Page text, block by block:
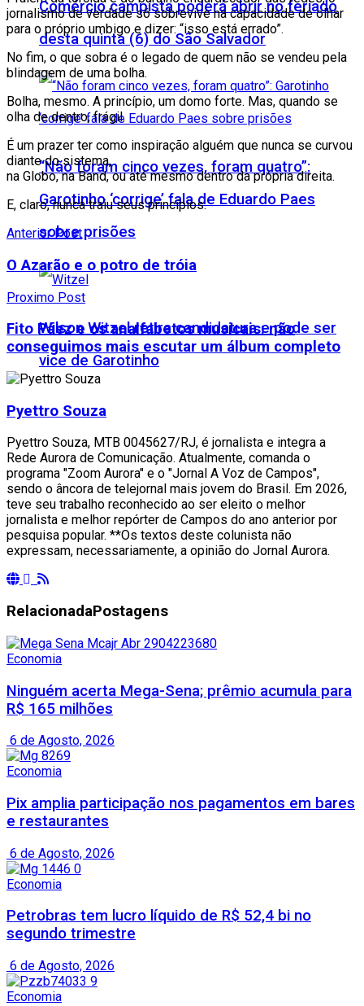
Comércio campista poderá abrir no feriado
desta quinta (6) do São Salvador
“Não foram cinco vezes, foram quatro”:
Garotinho ‘corrige’ fala de Eduardo Paes
sobre prisões
Wilson Witzel retira candidatura e pode ser
vice de Garotinho
jornalismo de verdade só sobrevive na capacidade de olhar
para o próprio umbigo e dizer: “isso está errado”.
No fim, o que sobra é o legado de quem não se vendeu pela
blindagem de uma bolha.
Bolha, mesmo. A princípio, um domo forte. Mas, quando se
olha de dentro, frágil.
É um prazer ter como inspiração alguém que nunca se curvou
diante do sistema,
na Globo, na Band, ou até mesmo dentro da própria direita.
E, claro, nunca traiu seus princípios.
Anterior Post
O Azarão e o potro de tróia
Proximo Post
Fito Páez e os analfabetos musicais: não
conseguimos mais escutar um álbum completo
Pyettro Souza
Pyettro Souza, MTB 0045627/RJ, é jornalista e integra a
Rede Aurora de Comunicação. Atualmente, comanda o
programa "Zoom Aurora" e o "Jornal A Voz de Campos",
sendo o âncora de telejornal mais jovem do Brasil. Em 2026,
teve seu trabalho reconhecido ao ser eleito o melhor
jornalista e melhor repórter de Campos do ano anterior por
pesquisa popular. **Os textos deste colunista não
expressam, necessariamente, a opinião do Jornal Aurora.
RelacionadaPostagens
Economia
Ninguém acerta Mega-Sena; prêmio acumula para
R$ 165 milhões
6 de Agosto, 2026
Economia
Pix amplia participação nos pagamentos em bares
e restaurantes
6 de Agosto, 2026
Economia
Petrobras tem lucro líquido de R$ 52,4 bi no
segundo trimestre
6 de Agosto, 2026
Economia